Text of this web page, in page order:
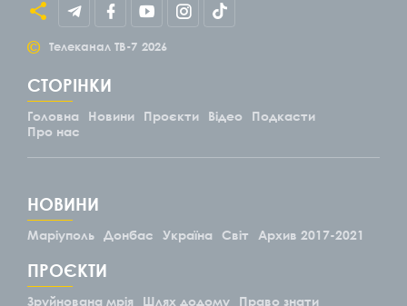
© Телеканал ТВ-7 2026
СТОРІНКИ
Головна Новини Проєкти Відео
Подкасти
Про нас
НОВИНИ
Маріуполь Донбас Україна Світ Архив 2017-2021
ПРОЄКТИ
Зруйнована мрія Шлях додому Право знати